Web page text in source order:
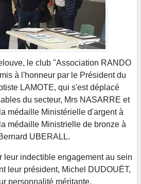
le club "Association RANDO
à l'honneur par le Président du
LAMOTE, qui s'est déplacé
du secteur, Mrs NASARRE et
médaille Ministérielle d'argent à
médaille Ministrielle de bronze à
UBERALL.
leur indectible engagement au sein
leur président, Michel DUDOUËT,
personnalité méritante.